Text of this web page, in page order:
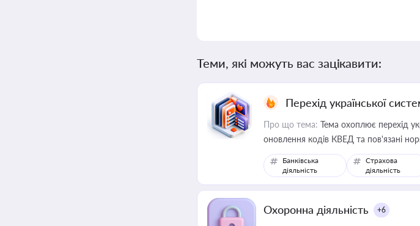
Теми, які можуть вас зацікавити:
Перехід української
Про що тема: Тема охоплює перехід
оновлення кодів КВЕД та пов'язані
Банківська
діяльність
Страхова
діяльність
Охоронна діяльність +6